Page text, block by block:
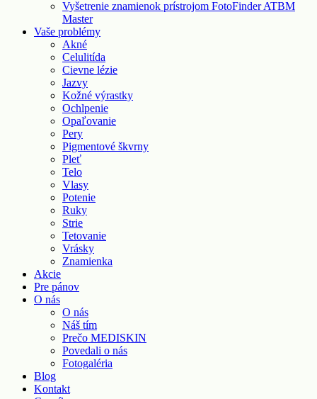
Vyšetrenie znamienok prístrojom FotoFinder ATBM
Master
Vaše problémy
Akné
Celulitída
Cievne lézie
Jazvy
Kožné výrastky
Ochlpenie
Opaľovanie
Pery
Pigmentové škvrny
Pleť
Telo
Vlasy
Potenie
Ruky
Strie
Tetovanie
Vrásky
Znamienka
Akcie
Pre pánov
O nás
O nás
Náš tím
Prečo MEDISKIN
Povedali o nás
Fotogaléria
Blog
Kontakt